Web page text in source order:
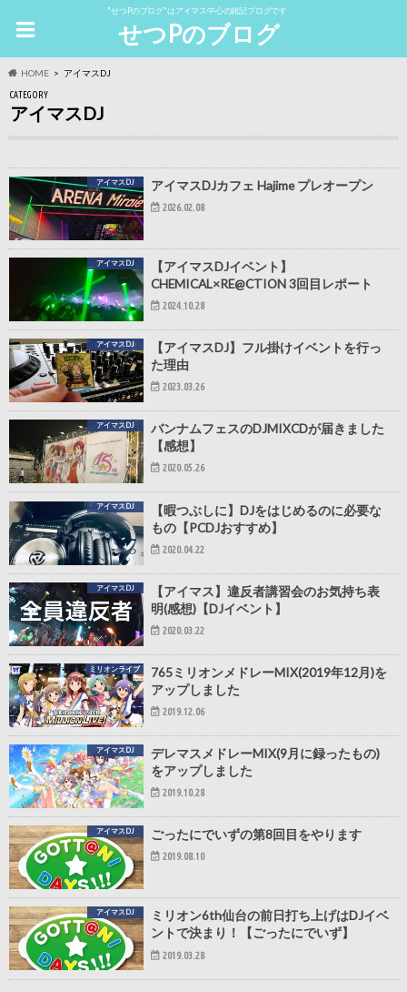
"せつPのブログ"はアイマス中心の雑記ブログです
せつPのブログ
HOME アイマスDJ
CATEGORY
アイマスDJ
アイマスDJ アイマスDJカフェ Hajime プレオープン
2026.02.08
アイマスDJ
【アイマスDJイベント】
CHEMICAL×RE@CTION 3回目レポート
2024.10.28
アイマスDJ
【アイマスDJ】フル掛けイベントを行っ
た理由
2023.03.26
アイマスDJ
バンナムフェスのDJMIXCDが届きました
【感想】
2020.05.26
アイマスDJ
【暇つぶしに】DJをはじめるのに必要な
もの【PCDJおすすめ】
2020.04.22
アイマスDJ
【アイマス】違反者講習会のお気持ち表
明(感想)【DJイベント】
2020.03.22
ミリオンライブ
765ミリオンメドレーMIX(2019年12月)を
アップしました
2019.12.06
アイマスDJ
デレマスメドレーMIX(9月に録ったもの)
をアップしました
2019.10.28
アイマスDJ ごったにでいずの第8回目をやります
2019.08.10
アイマスDJ
ミリオン6th仙台の前日打ち上げはDJイベ
ントで決まり！【ごったにでいず】
2019.03.28